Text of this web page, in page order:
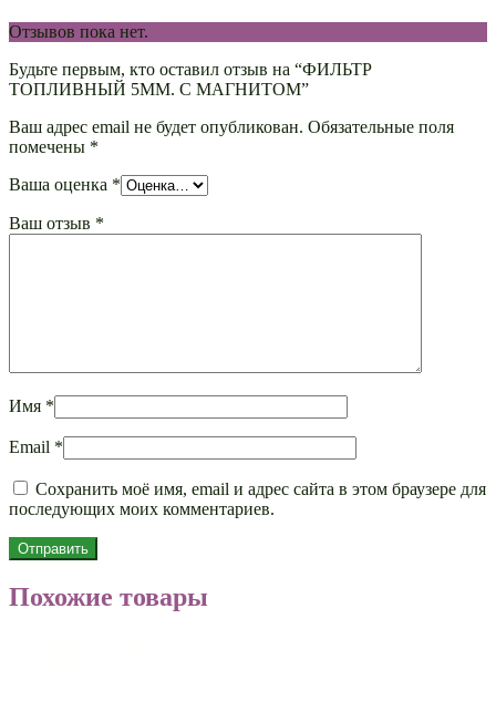
Отзывов пока нет.
Будьте первым, кто оставил отзыв на “ФИЛЬТР
ТОПЛИВНЫЙ 5ММ. С МАГНИТОМ”
Ваш адрес email не будет опубликован. Обязательные поля
помечены *
Ваша оценка *
Ваш отзыв *
Имя *
Email *
Сохранить моё имя, email и адрес сайта в этом браузере для
последующих моих комментариев.
Похожие товары